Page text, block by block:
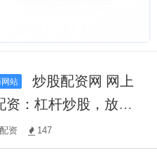
站
炒股配资网 网上
资：杠杆炒股，放大
险几何？
资 147